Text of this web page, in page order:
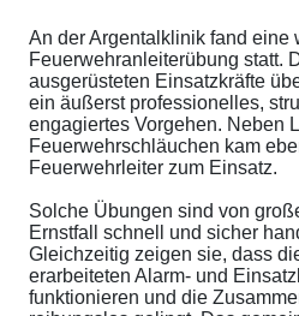
An der Argentalklinik fand eine
Feuerwehranleiterübung statt.
ausgerüsteten Einsatzkräfte
ein äußerst professionelles,
engagiertes Vorgehen. Neben
Feuerwehrschläuchen kam
Feuerwehrleiter zum Einsatz.
Solche Übungen sind von
Ernstfall schnell und sicher
Gleichzeitig zeigen sie, dass
erarbeiteten Alarm- und
funktionieren und die